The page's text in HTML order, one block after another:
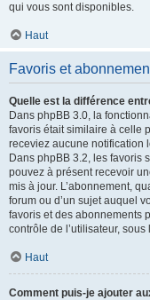
qui vous sont disponibles.
Haut
Favoris et
Quelle est la différence
Dans phpBB 3.0, la
favoris était similaire à celle
receviez aucune notification
Dans phpBB 3.2, les favoris
pouvez à présent recevoir
mis à jour. L’abonnement,
forum ou d’un sujet auquel
favoris et des abonnements
contrôle de l’utilisateur,
Haut
Comment puis-je ajouter